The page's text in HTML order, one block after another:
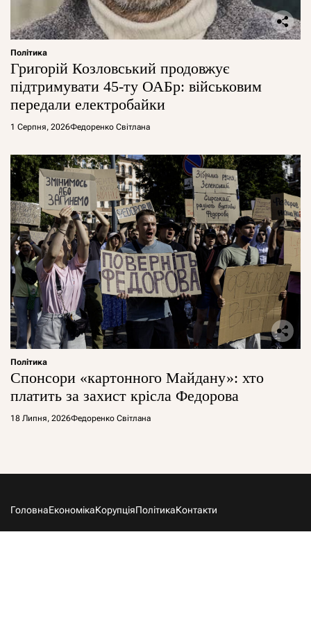
Політика
Григорій Козловський продовжує
підтримувати 45-ту ОАБр: військовим
передали електробайки
1 Серпня, 2026Федоренко Світлана
Політика
Спонсори «картонного Майдану»: хто
платить за захист крісла Федорова
18 Липня, 2026Федоренко Світлана
ГоловнаЕкономікаКорупціяПолітикаКонтакти